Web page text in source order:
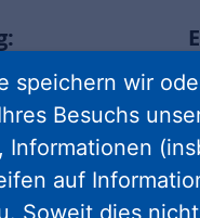
dabei
Hersfeld bis
der
|
und Thüringen im
speichern wir
Besuchs
Informationen
auf
Soweit dies nicht